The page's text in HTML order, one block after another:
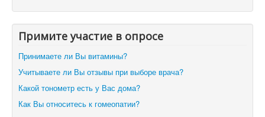
Примите участие в опросе
Принимаете ли Вы витамины?
Учитываете ли Вы отзывы при выборе врача?
Какой тонометр есть у Вас дома?
Как Вы относитесь к гомеопатии?